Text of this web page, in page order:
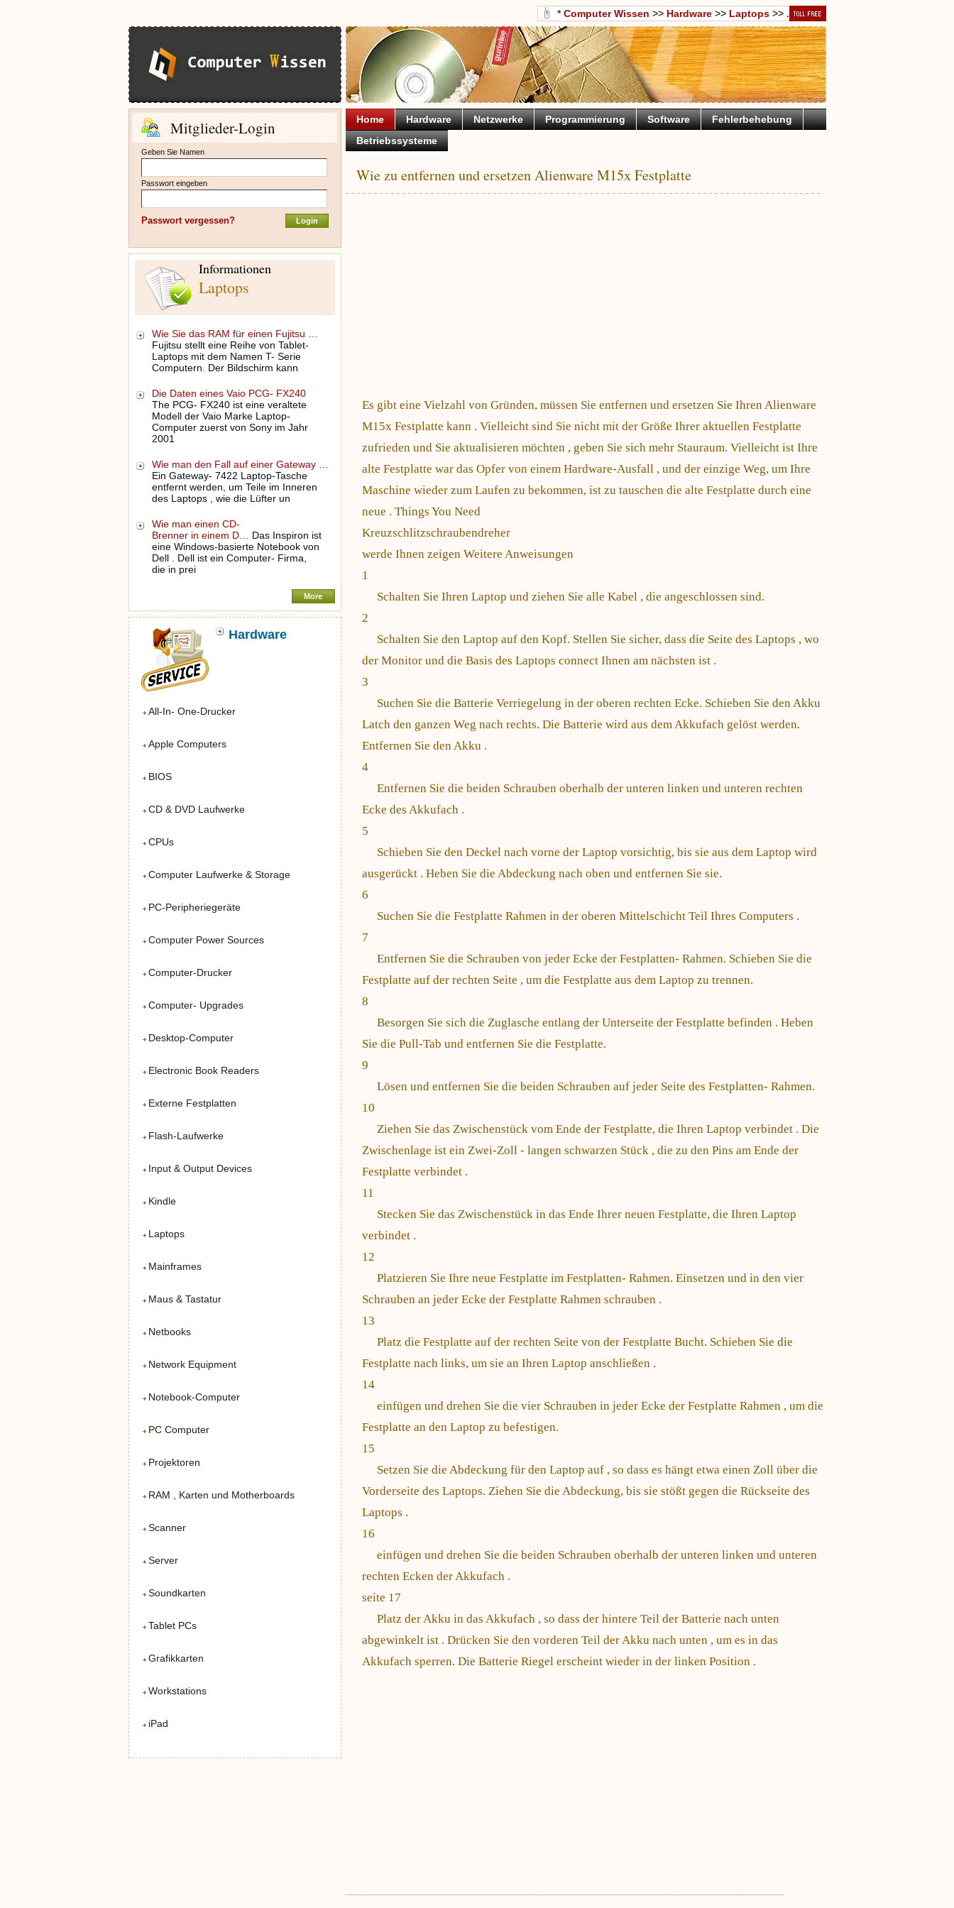
Mitglieder-Login
Geben Sie Namen
Passwort eingeben
Passwort vergessen?
Informationen
Laptops
Wie Sie das RAM für einen Fujitsu …
Fujitsu stellt eine Reihe von Tablet-
Laptops mit dem Namen T- Serie
Computern. Der Bildschirm kann
Die Daten eines Vaio PCG- FX240
The PCG- FX240 ist eine veraltete
Modell der Vaio Marke Laptop-
Computer zuerst von Sony im Jahr
2001
Wie man den Fall auf einer Gateway …
Ein Gateway- 7422 Laptop-Tasche
entfernt werden, um Teile im Inneren
des Laptops , wie die Lüfter un
Wie man einen CD-
Brenner in einem D…
Das Inspiron ist
eine Windows-basierte Notebook von
Dell . Dell ist ein Computer- Firma,
die in prei
More
Hardware
All-In- One-Drucker
Apple Computers
BIOS
CD & DVD Laufwerke
CPUs
Computer Laufwerke & Storage
PC-Peripheriegeräte
Computer Power Sources
Computer-Drucker
Computer- Upgrades
Desktop-Computer
Electronic Book Readers
Externe Festplatten
Flash-Laufwerke
Input & Output Devices
Kindle
Laptops
Mainframes
Maus & Tastatur
Netbooks
Network Equipment
Notebook-Computer
PC Computer
Projektoren
RAM , Karten und Motherboards
Scanner
Server
Soundkarten
Tablet PCs
Grafikkarten
Workstations
iPad
*Computer Wissen >> Hardware>> Laptops>> .
Home Hardware Netzwerke Programmierung Software
Fehlerbehebung
Betriebssysteme
Wie zu entfernen und ersetzen Alienware M15x Festplatte
Es gibt eine Vielzahl von Gründen, müssen Sie entfernen und ersetzen Sie Ihren Alienware
M15x Festplatte kann . Vielleicht sind Sie nicht mit der Größe Ihrer aktuellen Festplatte
zufrieden und Sie aktualisieren möchten , geben Sie sich mehr Stauraum. Vielleicht ist Ihre
alte Festplatte war das Opfer von einem Hardware-Ausfall , und der einzige Weg, um Ihre
Maschine wieder zum Laufen zu bekommen, ist zu tauschen die alte Festplatte durch eine
neue . Things You Need
Kreuzschlitzschraubendreher
werde Ihnen zeigen Weitere Anweisungen
1
Schalten Sie Ihren Laptop und ziehen Sie alle Kabel , die angeschlossen sind.
2
Schalten Sie den Laptop auf den Kopf. Stellen Sie sicher, dass die Seite des Laptops , wo
der Monitor und die Basis des Laptops connect Ihnen am nächsten ist .
3
Suchen Sie die Batterie Verriegelung in der oberen rechten Ecke. Schieben Sie den Akku
Latch den ganzen Weg nach rechts. Die Batterie wird aus dem Akkufach gelöst werden.
Entfernen Sie den Akku .
4
Entfernen Sie die beiden Schrauben oberhalb der unteren linken und unteren rechten
Ecke des Akkufach .
5
Schieben Sie den Deckel nach vorne der Laptop vorsichtig, bis sie aus dem Laptop wird
ausgerückt . Heben Sie die Abdeckung nach oben und entfernen Sie sie.
6
Suchen Sie die Festplatte Rahmen in der oberen Mittelschicht Teil Ihres Computers .
7
Entfernen Sie die Schrauben von jeder Ecke der Festplatten- Rahmen. Schieben Sie die
Festplatte auf der rechten Seite , um die Festplatte aus dem Laptop zu trennen.
8
Besorgen Sie sich die Zuglasche entlang der Unterseite der Festplatte befinden . Heben
Sie die Pull-Tab und entfernen Sie die Festplatte.
9
Lösen und entfernen Sie die beiden Schrauben auf jeder Seite des Festplatten- Rahmen.
10
Ziehen Sie das Zwischenstück vom Ende der Festplatte, die Ihren Laptop verbindet . Die
Zwischenlage ist ein Zwei-Zoll - langen schwarzen Stück , die zu den Pins am Ende der
Festplatte verbindet .
11
Stecken Sie das Zwischenstück in das Ende Ihrer neuen Festplatte, die Ihren Laptop
verbindet .
12
Platzieren Sie Ihre neue Festplatte im Festplatten- Rahmen. Einsetzen und in den vier
Schrauben an jeder Ecke der Festplatte Rahmen schrauben .
13
Platz die Festplatte auf der rechten Seite von der Festplatte Bucht. Schieben Sie die
Festplatte nach links, um sie an Ihren Laptop anschließen .
14
einfügen und drehen Sie die vier Schrauben in jeder Ecke der Festplatte Rahmen , um die
Festplatte an den Laptop zu befestigen.
15
Setzen Sie die Abdeckung für den Laptop auf , so dass es hängt etwa einen Zoll über die
Vorderseite des Laptops. Ziehen Sie die Abdeckung, bis sie stößt gegen die Rückseite des
Laptops .
16
einfügen und drehen Sie die beiden Schrauben oberhalb der unteren linken und unteren
rechten Ecken der Akkufach .
seite 17
Platz der Akku in das Akkufach , so dass der hintere Teil der Batterie nach unten
abgewinkelt ist . Drücken Sie den vorderen Teil der Akku nach unten , um es in das
Akkufach sperren. Die Batterie Riegel erscheint wieder in der linken Position .